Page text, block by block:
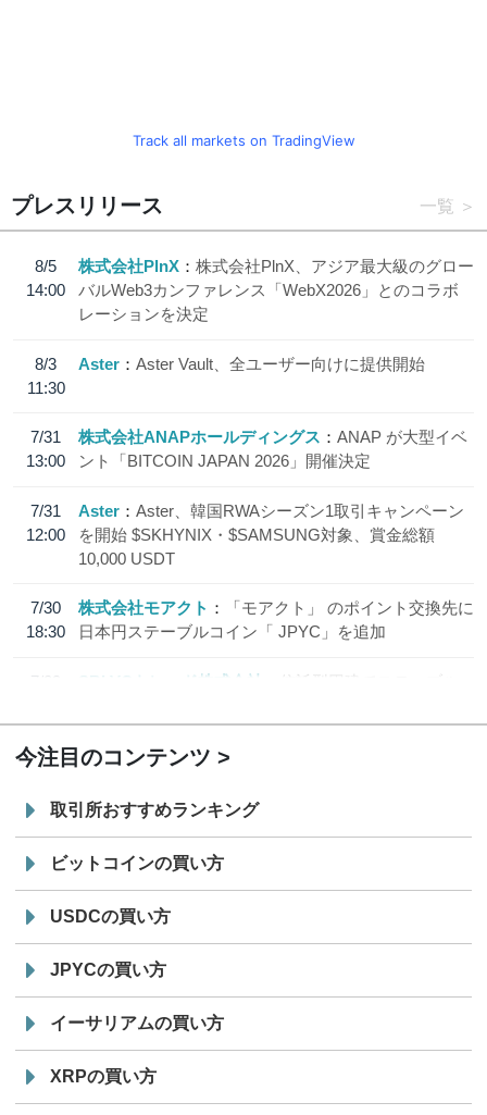
Track all markets on TradingView
プレスリリース 一覧
8/5
14:00
株式会社PlnX
株式会社PlnX、アジア最大級のグロー
バルWeb3カンファレンス「WebX2026」とのコラボ
レーションを決定
8/3
11:30
Aster Aster Vault、全ユーザー向けに提供開始
7/31
13:00
株式会社ANAPホールディングス
ANAP が大型イベ
ント「BITCOIN JAPAN 2026」開催決定
7/31
12:00
Aster
Aster、韓国RWAシーズン1取引キャンペーン
を開始 $SKHYNIX・$SAMSUNG対象、賞金総額
10,000 USDT
7/30
18:30
株式会社モアクト
「モアクト」 のポイント交換先に
日本円ステーブルコイン「 JPYC」を追加
7/29
SBI VCトレード株式会社
信託型円建てステーブル
今注目のコンテンツ
取引所おすすめランキング
ビットコインの買い方
USDCの買い方
JPYCの買い方
イーサリアムの買い方
XRPの買い方